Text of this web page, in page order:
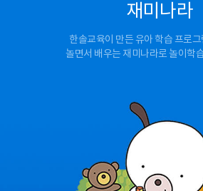
재미나라
한솔교육이 만든 유아 학습 프로
놀면서 배우는 재미나라로 놀이학